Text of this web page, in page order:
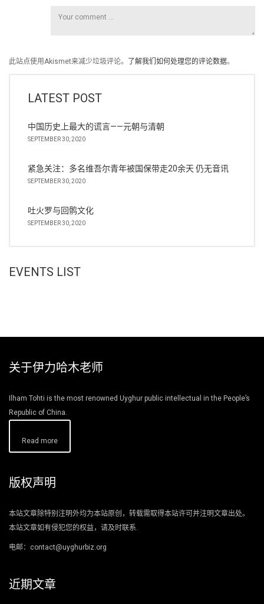
此站点使用Akismet来减少垃圾评论。 了解我们如何处理您的评论数据。
LATEST POST
中国历史上最大的谎言——元朝与清朝
SEPTEMBER 30, 2020
紧急关注：多名维吾尔青年被国保带走20余天 仍无音讯
SEPTEMBER 30, 2020
吐火罗与回鹘文化
SEPTEMBER 30, 2020
EVENTS LIST
关于伊力哈木老师
Ilham Tohti is the most renowned Uyghur public intellectual in the People’s
Republic of China.
Read more
版权声明
本站文章除特别注明外均为本站原创，转载需取得本站许可并注明文章出处。
本站文章如有侵犯您的权益，请及时联系.
电邮：contact@uyghurbiz.org
近期文章